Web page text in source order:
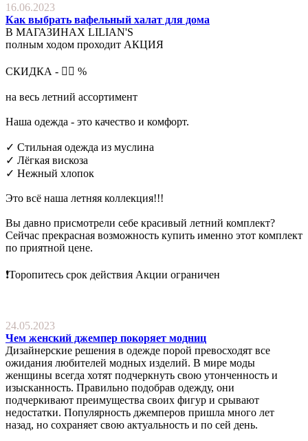
16.06.2023
Как выбрать вафельный халат для дома
В МАГАЗИНАХ LILIAN'S
полным ходом проходит АКЦИЯ
СКИДКА - ⃣⃣ %
на весь летний ассортимент
Наша одежда - это качество и комфорт.
✓ Стильная одежда из муслина
✓ Лёгкая вискоза
✓ Нежный хлопок
Это всё наша летняя коллекция!!!
Вы давно присмотрели себе красивый летний комплект?
Сейчас прекрасная возможность купить именно этот комплект
по приятной цене.
❗Торопитесь срок действия Акции ограничен
24.05.2023
Чем женский джемпер покоряет модниц
Дизайнерские решения в одежде порой превосходят все
ожидания любителей модных изделий. В мире моды
женщины всегда хотят подчеркнуть свою утонченность и
изысканность. Правильно подобрав одежду, они
подчеркивают преимущества своих фигур и срывают
недостатки. Популярность джемперов пришла много лет
назад, но сохраняет свою актуальность и по сей день.